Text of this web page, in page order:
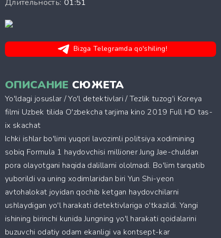
Длительность: 01:51
Bizga Telegramda qo'shiling!
ОПИСАНИЕ СЮЖЕТА
Yo'ldagi josuslar / Yo'l detektivlari / Tezlik tuzog'i Koreya
filmi Uzbek tilida O'zbekcha tarjima kino 2019 Full HD tas-
ix skachat
Ichki ishlar bo'limi yuqori lavozimli politsiya xodimining
sobiq Formula 1 haydovchisi millioner Jung Jae-chuldan
pora olayotgani haqida dalillarni ololmadi. Bo'lim tarqatib
yuborildi va uning xodimlaridan biri Yun Shi-yeon
avtohalokat joyidan qochib ketgan haydovchilarni
ushlaydigan yo'l harakati detektivlariga o'tkazildi. Yangi
ishining birinchi kunida Jungning yo'l harakati qoidalarini
buzuvchi odatiy odam ekanligi va kontsept-kar